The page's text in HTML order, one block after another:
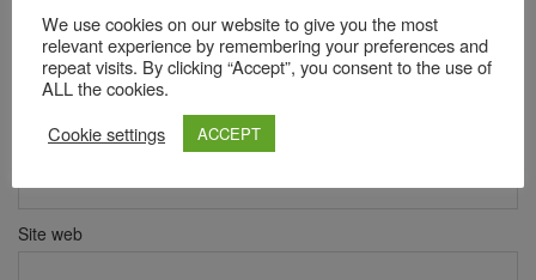
Nume*
Email*
Site web
We use cookies on our website to give you the most
relevant experience by remembering your preferences and
repeat visits. By clicking “Accept”, you consent to the use of
ALL the cookies.
Cookie settings
ACCEPT